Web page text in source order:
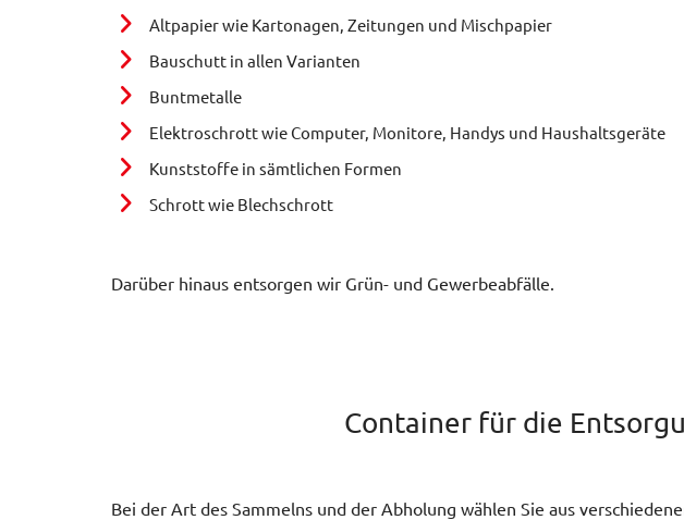
Altpapier wie Kartonagen, Zeitungen und Mischpapier
Bauschutt in allen Varianten
Buntmetalle
Elektroschrott wie Computer, Monitore, Handys und Haushaltsgeräte
Kunststoffe in sämtlichen Formen
Schrott wie Blechschrott
Darüber hinaus entsorgen wir Grün- und Gewerbeabfälle.
Container für die
Bei der Art des Sammelns und der Abholung wählen Sie aus